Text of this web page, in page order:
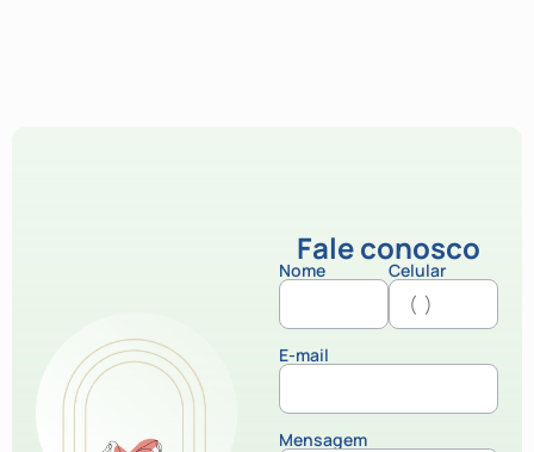
Fale conosco
Nome Celular
E-mail
Mensagem